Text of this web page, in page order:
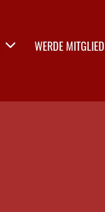
WERDE MITGLIED